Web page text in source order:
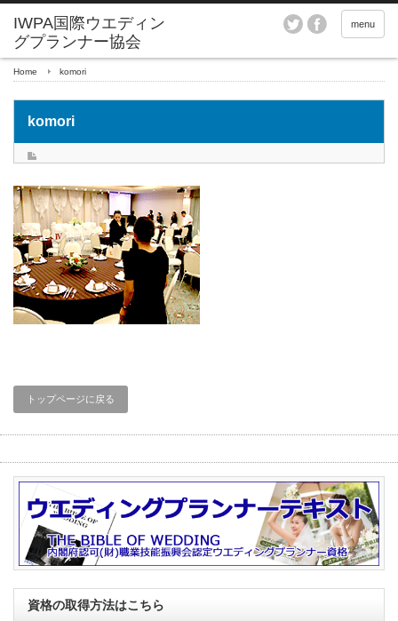
menu
Home komori
komori
トップページに戻る
資格の取得方法はこちら